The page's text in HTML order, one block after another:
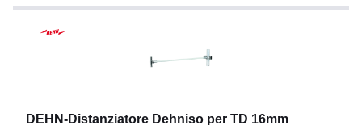
DEHN-Distanziatore Dehniso per TD 16mm